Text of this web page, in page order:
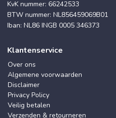
KvK nummer: 66242533
BTW nummer: NL856459069B01
Iban: NL86 INGB 0005 346373
Klantenservice
Over ons
Algemene voorwaarden
Disclaimer
Privacy Policy
Veilig betalen
Verzenden & retourneren